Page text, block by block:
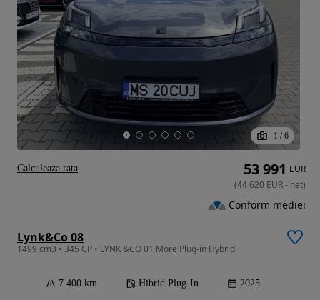
1 / 6
Lynk&Co 08
1499 cm3 • 345 CP • LYNK &CO 01 More Plug-in Hybrid
7 400 km Hibrid Plug-In 2025
53 991 EUR
(44 620 EUR- net)
Conform mediei
Calculeaza rata